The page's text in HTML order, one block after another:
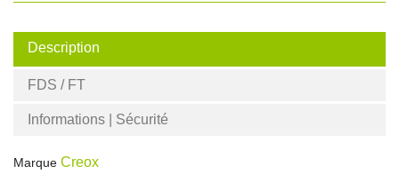
Description
FDS / FT
Informations | Sécurité
Marque Creox